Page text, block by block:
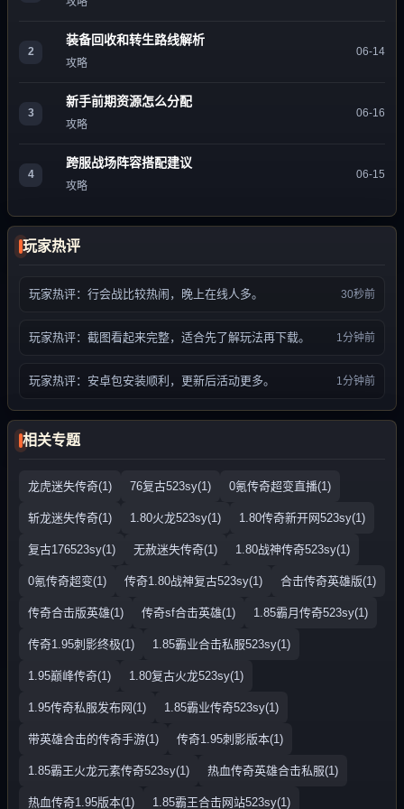
2
装备回收和转生路线解析
攻略
06-14
3
新手前期资源怎么分配
攻略
06-16
4
跨服战场阵容搭配建议
攻略
06-15
玩家热评
玩家热评：行会战比较热闹，晚上在线人多。 30秒前
玩家热评：截图看起来完整，适合先了解玩法再下载。 1分钟前
玩家热评：安卓包安装顺利，更新后活动更多。 1分钟前
相关专题
龙虎迷失传奇(1) 76复古523sy(1) 0氪传奇超变直播(1)
斩龙迷失传奇(1) 1.80火龙523sy(1) 1.80传奇新开网523sy(1)
复古176523sy(1) 无赦迷失传奇(1) 1.80战神传奇523sy(1)
0氪传奇超变(1) 传奇1.80战神复古523sy(1) 合击传奇英雄版(1)
传奇合击版英雄(1) 传奇sf合击英雄(1) 1.85霸月传奇523sy(1)
传奇1.95刺影终极(1) 1.85霸业合击私服523sy(1)
1.95巅峰传奇(1) 1.80复古火龙523sy(1)
1.95传奇私服发布网(1) 1.85霸业传奇523sy(1)
带英雄合击的传奇手游(1) 传奇1.95刺影版本(1)
1.85霸王火龙元素传奇523sy(1) 热血传奇英雄合击私服(1)
热血传奇1.95版本(1) 1.85霸王合击网站523sy(1)